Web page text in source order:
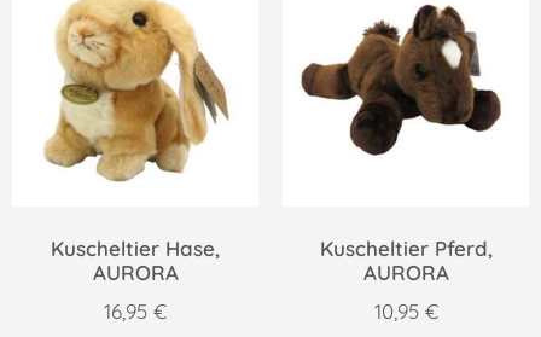
Kuscheltier Hase,
AURORA
16,95 €
Kuscheltier Pferd,
AURORA
10,95 €